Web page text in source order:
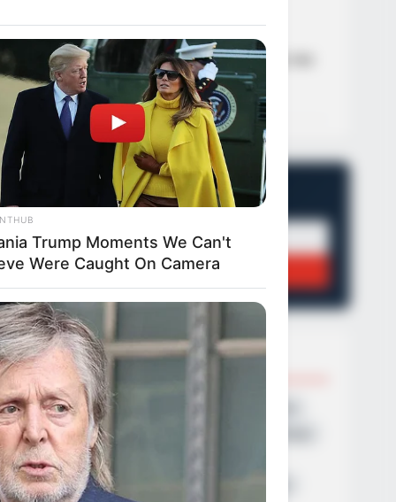
με
να
για
read
Θύμα εκβιασμού έπεσε
ανήλικος – Άγνωστος
κοινοποίησε προσωπικές του
στιγμές
21/09/2024, 13:19·1 min read
NEWSLETTER
Οι σημαντικότερες ειδήσεις κάθε πρωί.
ΕΓΓΡΑΦΉ
POPULAR TOPICS
Featured
Φωτιά
Πάτρα
Παναθηναϊκά νέα σήμερα
Trump Moments We Can't
Were Caught On Camera